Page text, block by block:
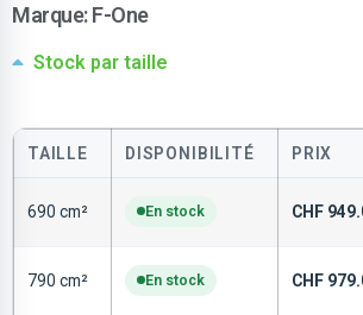
Marque:F-One
Stock par taille
TAILLE DISPONIBILITÉ PRIX
690 cm² En stock CHF
790 cm² En stock CHF